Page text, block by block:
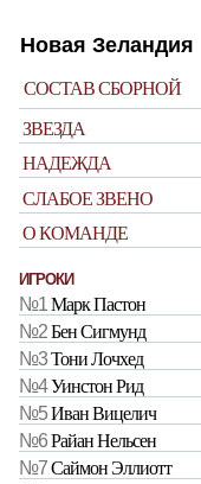
Новая Зеландия
СОСТАВ СБОРНОЙ
ЗВЕЗДА
НАДЕЖДА
СЛАБОЕ ЗВЕНО
О КОМАНДЕ
ИГРОКИ
№1Марк Пастон
№2Бен Сигмунд
№3Тони Лочхед
№4Уинстон Рид
№5Иван Вицелич
№6Райан Нельсен
№7Саймон Эллиотт